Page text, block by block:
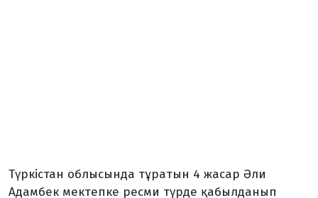
Түркістан облысында тұратын 4 жасар Әли
Адамбек мектепке ресми түрде қабылданып